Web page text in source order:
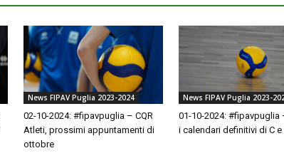
News FIPAV Puglia 2023-2024
02-10-2024: #fipavpuglia – CQR
Atleti, prossimi appuntamenti di
ottobre
News FIPAV Puglia 2023-
01-10-2024: #fipavpuglia
i calendari definitivi di C e